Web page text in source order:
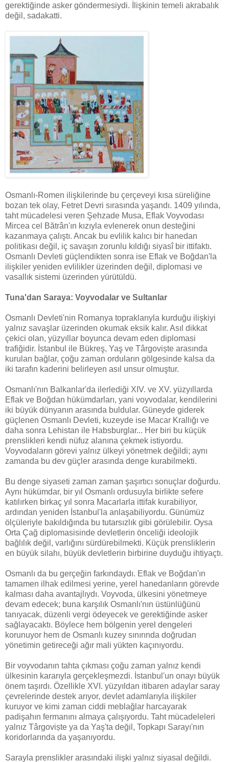
gerektiğinde asker göndermesiydi. İlişkinin temeli akrabalık
değil, sadakatti.
Osmanlı-Romen ilişkilerinde bu çerçeveyi kısa süreliğine
bozan tek olay, Fetret Devri sırasında yaşandı. 1409 yılında,
taht mücadelesi veren Şehzade Musa, Eflak Voyvodası
Mircea cel Bătrân'ın kızıyla evlenerek onun desteğini
kazanmaya çalıştı. Ancak bu evlilik kalıcı bir hanedan
politikası değil, iç savaşın zorunlu kıldığı siyasî bir ittifaktı.
Osmanlı Devleti güçlendikten sonra ise Eflak ve Boğdan'la
ilişkiler yeniden evlilikler üzerinden değil, diplomasi ve
vasallık sistemi üzerinden yürütüldü.
Tuna'dan Saraya: Voyvodalar ve Sultanlar
Osmanlı Devleti'nin Romanya topraklarıyla kurduğu ilişkiyi
yalnız savaşlar üzerinden okumak eksik kalır. Asıl dikkat
çekici olan, yüzyıllar boyunca devam eden diplomasi
trafiğidir. İstanbul ile Bükreş, Yaş ve Târgoviște arasında
kurulan bağlar, çoğu zaman orduların gölgesinde kalsa da
iki tarafın kaderini belirleyen asıl unsur olmuştur.
Osmanlı'nın Balkanlar'da ilerlediği XIV. ve XV. yüzyıllarda
Eflak ve Boğdan hükümdarları, yani voyvodalar, kendilerini
iki büyük dünyanın arasında buldular. Güneyde giderek
güçlenen Osmanlı Devleti, kuzeyde ise Macar Krallığı ve
daha sonra Lehistan ile Habsburglar... Her biri bu küçük
prenslikleri kendi nüfuz alanına çekmek istiyordu.
Voyvodaların görevi yalnız ülkeyi yönetmek değildi; aynı
zamanda bu dev güçler arasında denge kurabilmekti.
Bu denge siyaseti zaman zaman şaşırtıcı sonuçlar doğurdu.
Aynı hükümdar, bir yıl Osmanlı ordusuyla birlikte sefere
katılırken birkaç yıl sonra Macarlarla ittifak kurabiliyor,
ardından yeniden İstanbul'la anlaşabiliyordu. Günümüz
ölçüleriyle bakıldığında bu tutarsızlık gibi görülebilir. Oysa
Orta Çağ diplomasisinde devletlerin önceliği ideolojik
bağlılık değil, varlığını sürdürebilmekti. Küçük prensliklerin
en büyük silahı, büyük devletlerin birbirine duyduğu ihtiyaçtı.
Osmanlı da bu gerçeğin farkındaydı. Eflak ve Boğdan'ın
tamamen ilhak edilmesi yerine, yerel hanedanların görevde
kalması daha avantajlıydı. Voyvoda, ülkesini yönetmeye
devam edecek; buna karşılık Osmanlı'nın üstünlüğünü
tanıyacak, düzenli vergi ödeyecek ve gerektiğinde asker
sağlayacaktı. Böylece hem bölgenin yerel dengeleri
korunuyor hem de Osmanlı kuzey sınırında doğrudan
yönetimin getireceği ağır mali yükten kaçınıyordu.
Bir voyvodanın tahta çıkması çoğu zaman yalnız kendi
ülkesinin kararıyla gerçekleşmezdi. İstanbul'un onayı büyük
önem taşırdı. Özellikle XVI. yüzyıldan itibaren adaylar saray
çevrelerinde destek arıyor, devlet adamlarıyla ilişkiler
kuruyor ve kimi zaman ciddi meblağlar harcayarak
padişahın fermanını almaya çalışıyordu. Taht mücadeleleri
yalnız Târgoviște ya da Yaş'ta değil, Topkapı Sarayı'nın
koridorlarında da yaşanıyordu.
Sarayla prenslikler arasındaki ilişki yalnız siyasal değildi.